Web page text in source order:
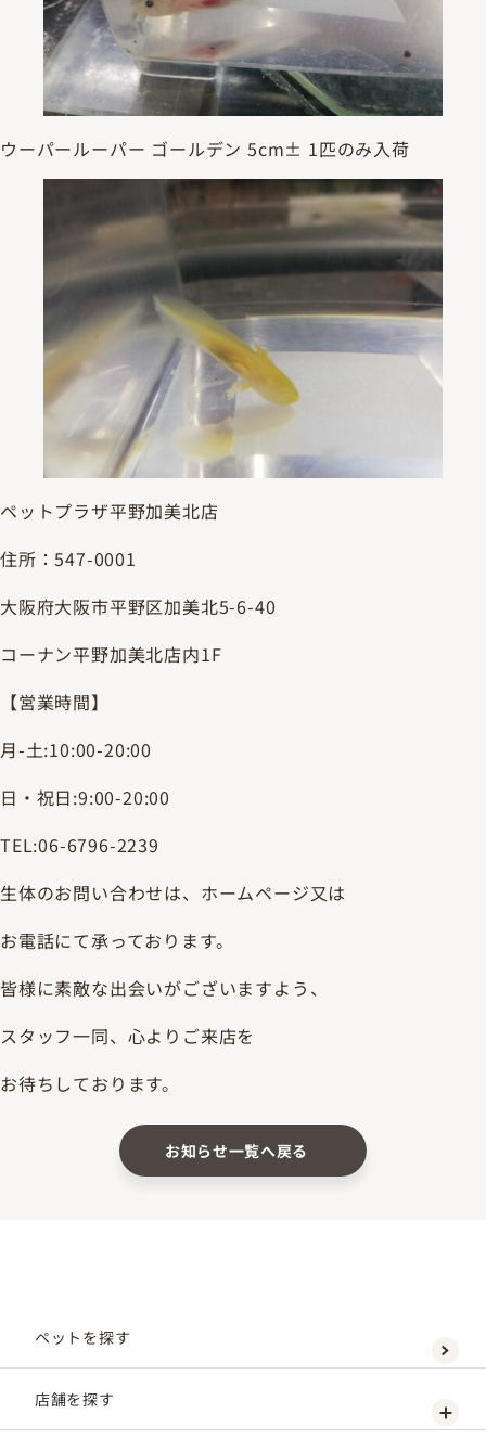
ウーパールーパー ゴールデン 5cm± 1匹のみ入荷
ペットプラザ平野加美北店
住所：547-0001
大阪府大阪市平野区加美北5-6-40
コーナン平野加美北店内1F
【営業時間】
月-土:10:00-20:00
日・祝日:9:00-20:00
TEL:06-6796-2239
生体のお問い合わせは、ホームページ又は
お電話にて承っております。
皆様に素敵な出会いがございますよう、
スタッフ一同、心よりご来店を
お待ちしております。
お知らせ一覧へ戻る
ペットを探す
店舗を探す